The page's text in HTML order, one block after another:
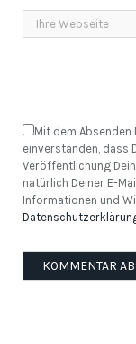
Mit dem
einverstanden, dass
Veröffentlichung
natürlich Deiner E-
Informationen und